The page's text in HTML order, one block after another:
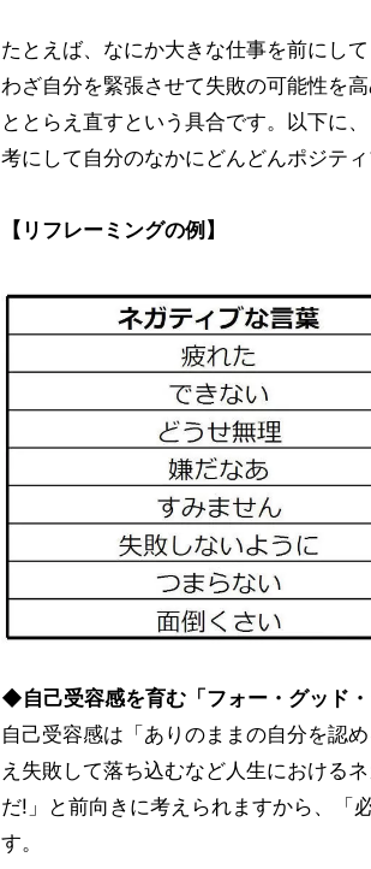
たとえば、なにか大きな仕事を前にし
わざ自分を緊張させて失敗の可能性を
ととらえ直すという具合です。以下に
考にして自分のなかにどんどんポジテ
【リフレーミングの例】
◆自己受容感を育む「フォー・グッド・
自己受容感は「ありのままの自分を認
え失敗して落ち込むなど人生における
だ!」と前向きに考えられますから、「
す。